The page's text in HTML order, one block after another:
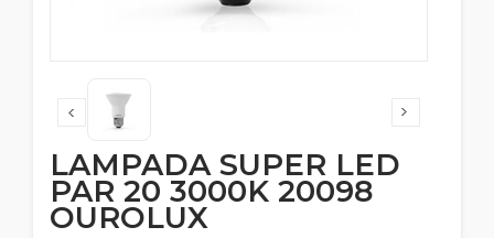
LAMPADA SUPER LED
PAR 20 3000K 20098
OUROLUX